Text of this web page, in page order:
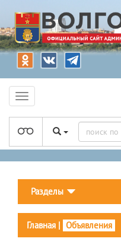
Разделы
Главная | Объявления